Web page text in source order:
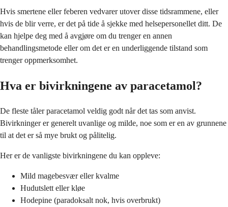
Hvis smertene eller feberen vedvarer utover disse tidsrammene, eller
hvis de blir verre, er det på tide å sjekke med helsepersonellet ditt. De
kan hjelpe deg med å avgjøre om du trenger en annen
behandlingsmetode eller om det er en underliggende tilstand som
trenger oppmerksomhet.
Hva er bivirkningene av paracetamol?
De fleste tåler paracetamol veldig godt når det tas som anvist.
Bivirkninger er generelt uvanlige og milde, noe som er en av grunnene
til at det er så mye brukt og pålitelig.
Her er de vanligste bivirkningene du kan oppleve:
Mild magebesvær eller kvalme
Hudutslett eller kløe
Hodepine (paradoksalt nok, hvis overbrukt)